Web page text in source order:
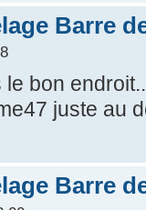
Barre
le bon
juste au
Barre